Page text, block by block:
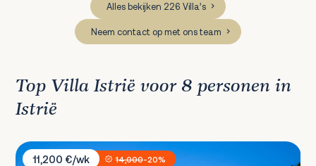
Alles bekijken 226 Villa’s
Neem contact op met ons team
Top Villa Istrië voor 8 personen in
Istrië
Villa Veglia Palace
11,200 €/wk
14,000-20%